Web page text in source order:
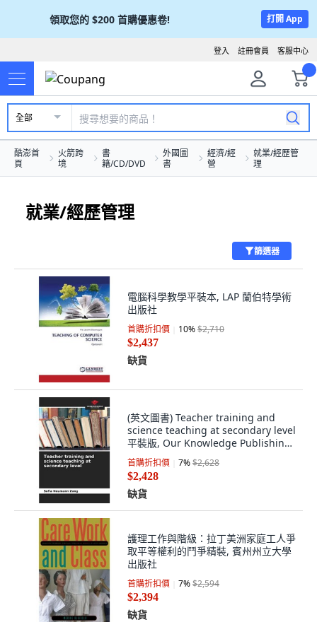
領取您的 $200 首購優惠卷! 打開 App
客服中心
註冊會員
登入
全部
酷澎首
頁
火箭跨
境
書
籍/CD/DVD
外國圖
書
經濟/經
營
就業/經歷管
理
就業/經歷管理
篩選器
電腦科學教學平裝本, LAP 蘭伯特學術
出版社
首購折扣價 10%$2,710
$2,437
缺貨
(英文圖書) Teacher training and
science teaching at secondary level
平裝版, Our Knowledge Publishing,
英文
首購折扣價 7%$2,628
$2,428
缺貨
護理工作與階級：拉丁美洲家庭工人爭
取平等權利的鬥爭精裝, 賓州州立大學
出版社
首購折扣價 7%$2,594
$2,394
缺貨